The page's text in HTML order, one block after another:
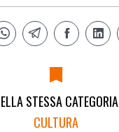
STESSA CATEGORIA
CULTURA